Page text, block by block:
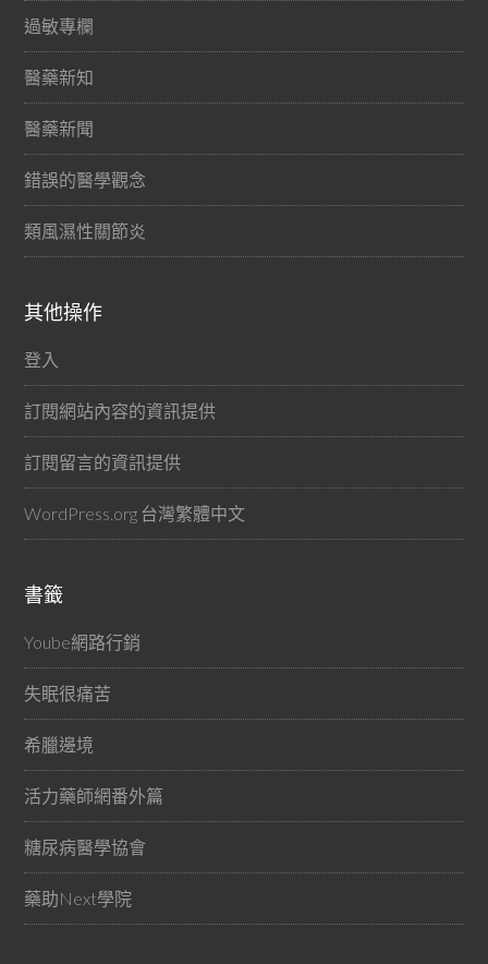
過敏專欄
醫藥新知
醫藥新聞
錯誤的醫學觀念
類風濕性關節炎
其他操作
登入
訂閱網站內容的資訊提供
訂閱留言的資訊提供
WordPress.org 台灣繁體中文
書籤
Yoube網路行銷
失眠很痛苦
希臘邊境
活力藥師網番外篇
糖尿病醫學協會
藥助Next學院